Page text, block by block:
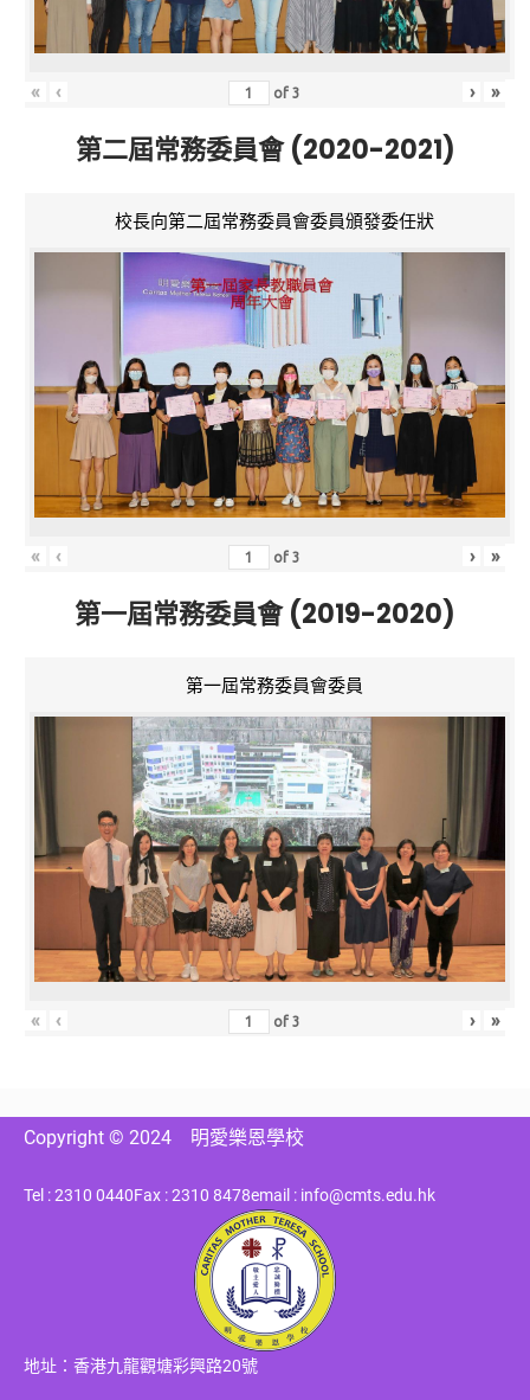
« ‹ of3 › »
第二屆常務委員會 (2020-2021)
校長向第二屆常務委員會委員頒發委任狀
« ‹ of3 › »
第一屆常務委員會 (2019-2020)
第一屆常務委員會委員
« ‹ of3 › »
Copyright © 2024 明愛樂恩學校
Tel : 2310 0440Fax : 2310 8478email : info@cmts.edu.hk
地址：香港九龍觀塘彩興路20號